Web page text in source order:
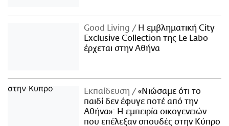
Good Living
Η εμβληματική City
Exclusive Collection της Le Labo
έρχεται στην Αθήνα
Εκπαίδευση
«Νιώσαμε ότι το
παιδί δεν έφυγε ποτέ από την
Αθήνα»: Η εμπειρία οικογενειών
που επέλεξαν σπουδές στην Κύπρο